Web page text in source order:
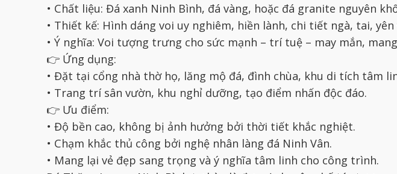
• Chất liệu: Đá xanh Ninh Bình, đá vàng, hoặc đá granite nguyên
• Thiết kế: Hình dáng voi uy nghiêm, hiền lành, chi tiết ngà, tai,
• Ý nghĩa: Voi tượng trưng cho sức mạnh – trí tuệ – may mắn,
👉 Ứng dụng:
• Đặt tại cổng nhà thờ họ, lăng mộ đá, đình chùa, khu di tích tâm
• Trang trí sân vườn, khu nghỉ dưỡng, tạo điểm nhấn độc đáo.
👉 Ưu điểm:
• Độ bền cao, không bị ảnh hưởng bởi thời tiết khắc nghiệt.
• Chạm khắc thủ công bởi nghệ nhân làng đá Ninh Vân.
• Mang lại vẻ đẹp sang trọng và ý nghĩa tâm linh cho công trình.